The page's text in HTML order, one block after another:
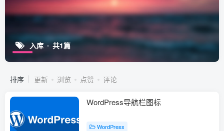
入库 共1篇
排序 更新 浏览 点赞 评论
WordPress导航栏图标
WordPress